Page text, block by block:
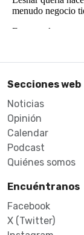
Secciones web
Noticias
Opinión
Calendar
Podcast
Quiénes somos
Encuéntranos
Facebook
X (Twitter)